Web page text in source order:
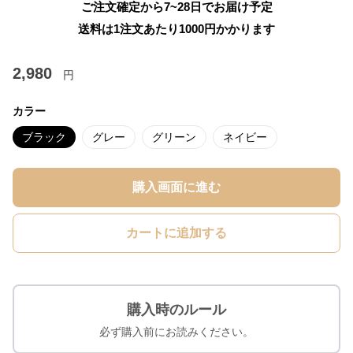
ご注文確定から7~28日でお届け予定
送料は1注文あたり 1000円かかります
2,980 円
カラー
ブラック グレー グリーン ネイビー
購入画面に進む
カートに追加する
購入時のルール
必ず購入前にお読みください。